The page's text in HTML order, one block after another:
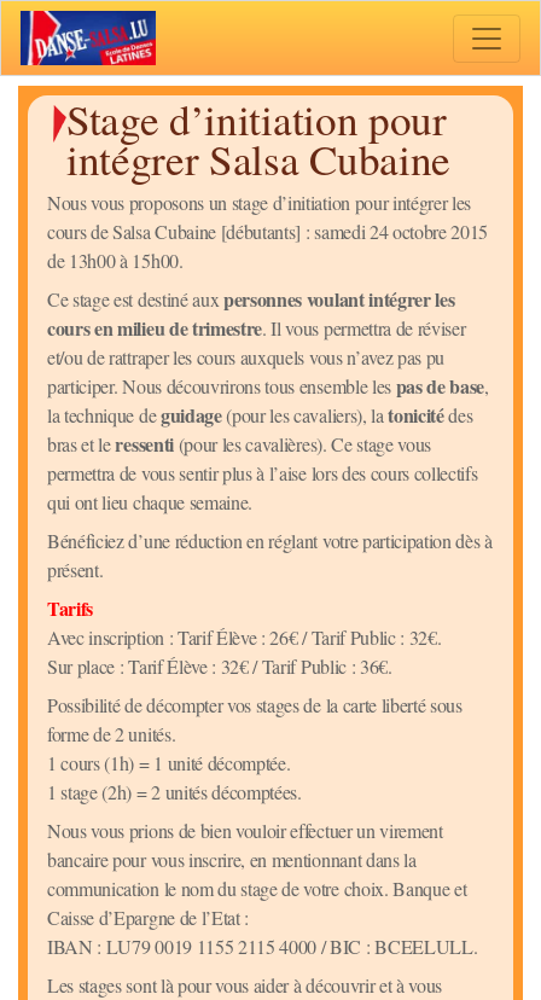
Stage d’initiation pour
intégrer Salsa Cubaine
Nous vous proposons un stage d’initiation pour intégrer les
cours de Salsa Cubaine [débutants] : samedi 24 octobre 2015
de 13h00 à 15h00.
Ce stage est destiné auxpersonnes voulant intégrer les
cours en milieu de trimestre. Il vous permettra de réviser
et/ou de rattraper les cours auxquels vous n’avez pas pu
participer. Nous découvrirons tous ensemble lespas de base,
la technique deguidage(pour les cavaliers), latonicitédes
bras et leressenti(pour les cavalières). Ce stage vous
permettra de vous sentir plus à l’aise lors des cours collectifs
qui ont lieu chaque semaine.
Bénéficiez d’une réduction en réglant votre participation dès à
présent.
Tarifs
Avec inscription : Tarif Élève : 26€ / Tarif Public : 32€.
Sur place : Tarif Élève : 32€ / Tarif Public : 36€.
Possibilité de décompter vos stages de la carte liberté sous
forme de 2 unités.
1 cours (1h) = 1 unité décomptée.
1 stage (2h) = 2 unités décomptées.
Nous vous prions de bien vouloir effectuer un virement
bancaire pour vous inscrire, en mentionnant dans la
communication le nom du stage de votre choix. Banque et
Caisse d’Epargne de l’Etat :
IBAN : LU79 0019 1155 2115 4000 / BIC : BCEELULL.
Les stages sont là pour vous aider à découvrir et à vous